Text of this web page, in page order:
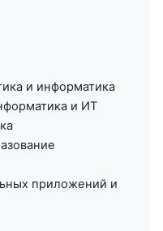
и информатика
и ИТ
приложений и